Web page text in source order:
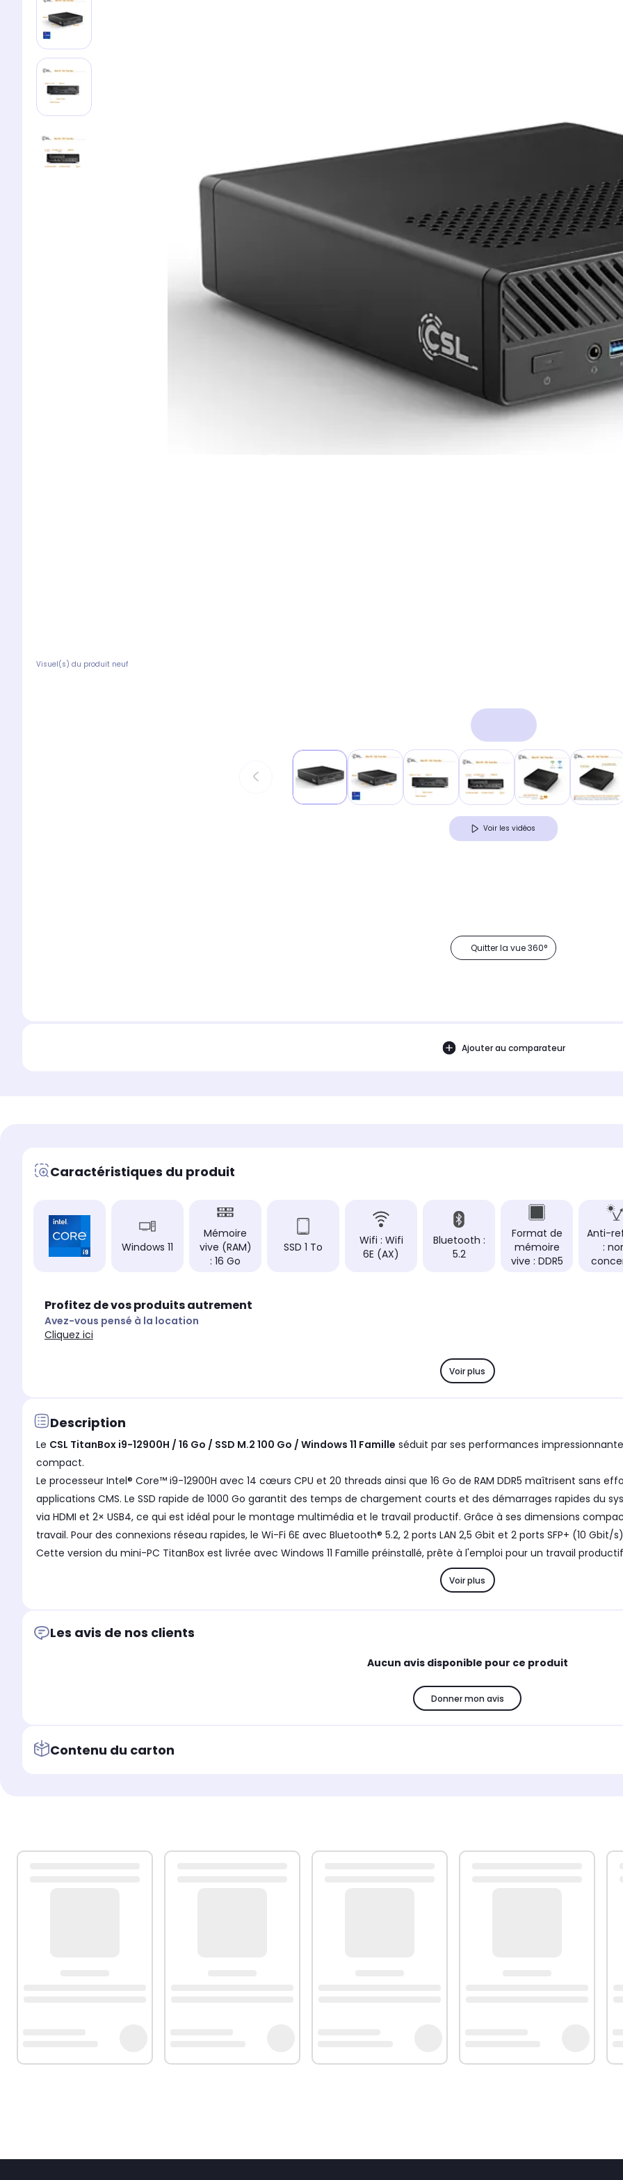
Visuel(s) du produit neuf
Voir les vidéos
Quitter la vue 360°
Ajouter au comparateur
Caractéristiques du produit
Windows 11
Mémoire
vive (RAM)
: 16 Go
SSD 1 To
Wifi : Wifi
6E (AX)
Bluetooth :
5.2
Format de
mémoire
vive : DDR5
Anti-
:
Profitez de vos produits autrement
Avez-vous pensé à la location
Cliquez ici
Voir plus
Description
Le CSL TitanBox i9-12900H / 16 Go / SSD M.2 100 Go / Windows 11 Famille séduit par ses performances
compact.
Le processeur Intel® Core™ i9-12900H avec 14 cœurs CPU et 20 threads ainsi que 16 Go de RAM DDR5 maîtrisent sans
applications CMS. Le SSD rapide de 1000 Go garantit des temps de chargement courts et des démarrages rapides du
via HDMI et 2× USB4, ce qui est idéal pour le montage multimédia et le travail productif. Grâce à ses dimensions
travail. Pour des connexions réseau rapides, le Wi-Fi 6E avec Bluetooth® 5.2, 2 ports LAN 2,5 Gbit et 2 ports SFP+ (10 Gbit/
Cette version du mini-PC TitanBox est livrée avec Windows 11 Famille préinstallé, prête à l'emploi pour un travail
Voir plus
Les avis de nos clients
Aucun avis disponible pour ce produit
Donner mon avis
Contenu du carton